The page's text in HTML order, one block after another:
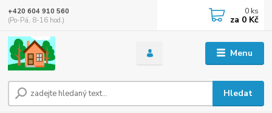
Menu
Hledat
+420 604 910 560
(Po-Pá, 8-16 hod.)
0 ks
za 0 Kč